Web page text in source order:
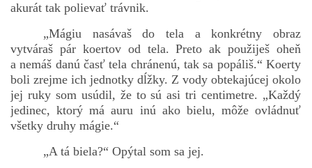
akurát tak polievať trávnik.
„Mágiu nasávaš do tela a konkrétny obraz
vytváraš pár koertov od tela. Preto ak použiješ oheň
a nemáš danú časť tela chránenú, tak sa popáliš.“ Koerty
boli zrejme ich jednotky dĺžky. Z vody obtekajúcej okolo
jej ruky som usúdil, že to sú asi tri centimetre. „Každý
jedinec, ktorý má auru inú ako bielu, môže ovládnuť
všetky druhy mágie.“
„A tá biela?“ Opýtal som sa jej.